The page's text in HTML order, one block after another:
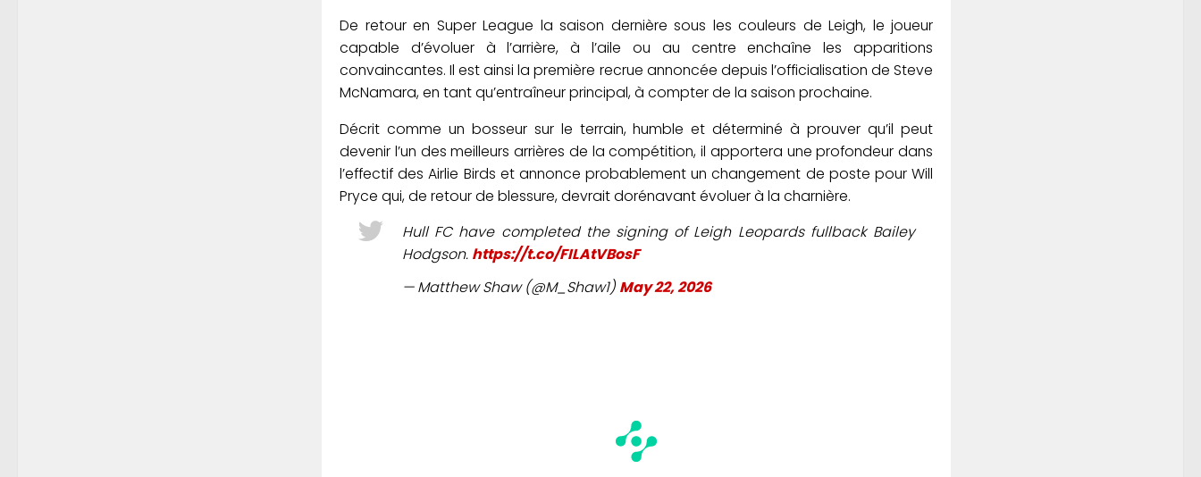
De retour en Super League la saison dernière sous les couleurs de Leigh, le joueur
capable d’évoluer à l’arrière, à l’aile ou au centre enchaîne les apparitions
convaincantes. Il est ainsi la première recrue annoncée depuis l’officialisation de Steve
McNamara, en tant qu’entraîneur principal, à compter de la saison prochaine.
Décrit comme un bosseur sur le terrain, humble et déterminé à prouver qu’il peut
devenir l’un des meilleurs arrières de la compétition, il apportera une profondeur dans
l’effectif des Airlie Birds et annonce probablement un changement de poste pour Will
Pryce qui, de retour de blessure, devrait dorénavant évoluer à la charnière.
Hull FC have completed the signing of Leigh Leopards fullback Bailey
Hodgson. https://t.co/FILAtVBosF
— Matthew Shaw (@M_Shaw1) May 22, 2026